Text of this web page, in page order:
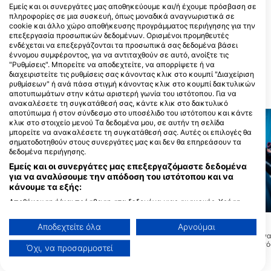
Key Dives
79851 Overseas Highway, 33036
Islamorada, FL - ΗΝΩΜΕΝΕΣ
ΠΟΛΙΤΕΙΕΣ
Conch Republic Divers
90800 Overseas Hwy, Ste 9, 33070
Tavernier, FL - ΗΝΩΜΕΝΕΣ
ΠΟΛΙΤΕΙΕΣ
ΚΟΝΤΙΝΕΣ ΠΕΡΙΟΧΕΣ ΚΑΤΑΔΥΣΗΣ
marco p. (#1764087)
Sand Key Lighthouse(★4.1)
Το Sand Key είναι μια περιοχή
διατήρησης του ιερού που ήταν αρχικά
Lost Reef
Ο χαμένος ύφαλος
για να το πω έτσι.
Εμείς και οι συνεργάτες μας αποθηκεύουμε και/ή έχουμε πρόσβαση σε
πληροφορίες σε μια συσκευή, όπως μοναδικά αναγνωριστικά σε
cookie και άλλο χώρο αποθήκευσης προγράμματος περιήγησης για την
επεξεργασία προσωπικών δεδομένων. Ορισμένοι προμηθευτές
ενδέχεται να επεξεργάζονται τα προσωπικά σας δεδομένα βάσει
έννομου συμφέροντος, για να αντιταχθούν σε αυτό, ανοίξτε τις
"Ρυθμίσεις". Μπορείτε να αποδεχτείτε, να απορρίψετε ή να
διαχειριστείτε τις ρυθμίσεις σας κάνοντας κλικ στο κουμπί "Διαχείριση
ρυθμίσεων" ή ανά πάσα στιγμή κάνοντας κλικ στο κουμπί δακτυλικών
αποτυπωμάτων στην κάτω αριστερή γωνία του ιστότοπου. Για να
ανακαλέσετε τη συγκατάθεσή σας, κάντε κλικ στο δακτυλικό
αποτύπωμα ή στον σύνδεσμο στο υποσέλιδο του ιστότοπου και κάντε
κλικ στο στοιχείο μενού Τα δεδομένα μου, σε αυτήν τη σελίδα
μπορείτε να ανακαλέσετε τη συγκατάθεσή σας. Αυτές οι επιλογές θα
σηματοδοτηθούν στους συνεργάτες μας και δεν θα επηρεάσουν τα
δεδομένα περιήγησης.
Εμείς και οι συνεργάτες μας επεξεργαζόμαστε δεδομένα
για να αναλύσουμε την απόδοση του ιστότοπου και να
κάνουμε τα εξής:
Αποθήκευση ή/και πρόσβαση στα δεδομένα μιας συσκευής. Χρήση
προφίλ για εξατομικευμένες διαφημίσεις. Χρήση προφίλ για επιλογή
εξατομικευμένων διαφημίσεων. Δημιουργία προφίλ για εξατομίκευση
περιεχομένου. Χρήση προφίλ για επιλογή εξατομικευμένου
περιεχομένου. Μέτρηση της διαφημιστικής απόδοσης. Μέτρηση
Αποδεχτείτε όλα Αρνούμαι
Όχι, να προσαρμοστεί